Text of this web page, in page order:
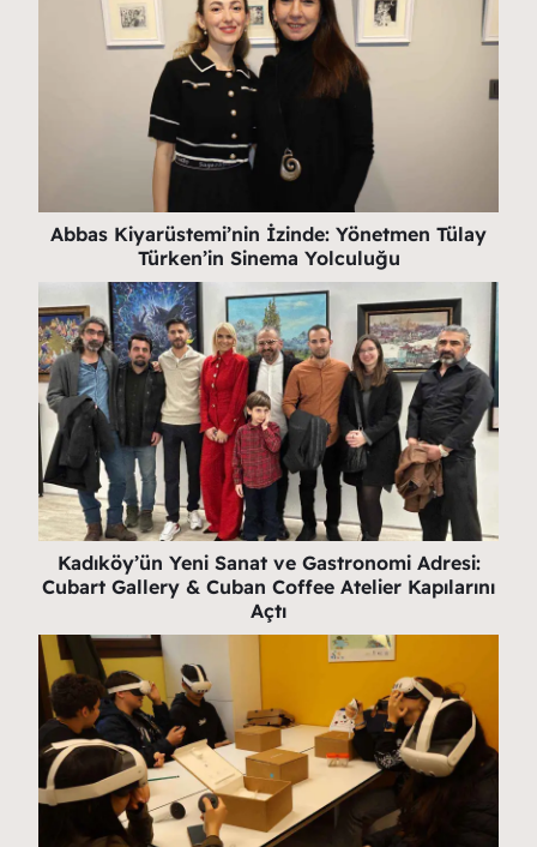
Abbas Kiyarüstemi’nin İzinde: Yönetmen Tülay
Türken’in Sinema Yolculuğu
Kadıköy’ün Yeni Sanat ve Gastronomi Adresi:
Cubart Gallery & Cuban Coffee Atelier Kapılarını
Açtı